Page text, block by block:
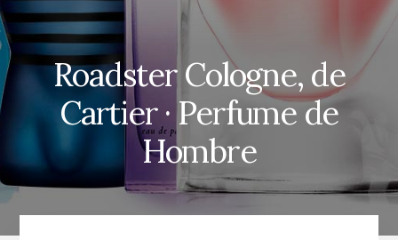
Roadster Cologne, de
Cartier · Perfume de
Hombre